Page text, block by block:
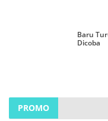
Baru
Dicoba
PROMO